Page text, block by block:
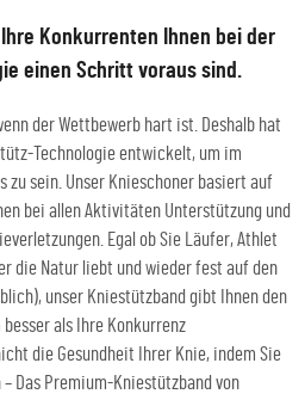
Konkurrenten Ihnen bei der
einen Schritt voraus sind.
der Wettbewerb hart ist. Deshalb hat
Technologie entwickelt, um im
zu sein. Unser Knieschoner basiert auf
bei allen Aktivitäten Unterstützung und
Egal ob Sie Läufer, Athlet
die Natur liebt und wieder fest auf den
unser Kniestützband gibt Ihnen den
als Ihre Konkurrenz
die Gesundheit Ihrer Knie, indem Sie
Das Premium-Kniestützband von